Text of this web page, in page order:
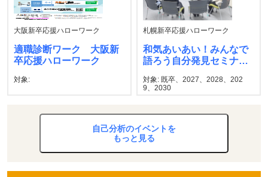
大阪新卒応援ハローワーク
適職診断ワーク 大阪新
卒応援ハローワーク
対象:
札幌新卒応援ハローワーク
和気あいあい！みんなで
語ろう自分発見セミナ
ワーク
対象: 既卒、2027、2028、202
9、2030
自己分析のイベントを
もっと見る